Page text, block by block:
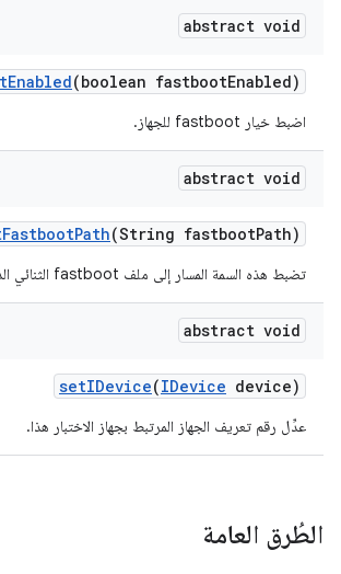
abstract void
Enabled(boolean fastbootEnabled)
اضبط خيار fastboot للجهاز.
abstract void
FastbootPath(String fastbootPath)
تضبط هذه السمة المسار إلى ملف fastboot الثنائي الذي يجب استخدامه.
abstract void
setIDevice(IDevice device)
عدِّل رقم تعريف الجهاز المرتبط بجهاز الاختبار هذا.
الطُرق العامة